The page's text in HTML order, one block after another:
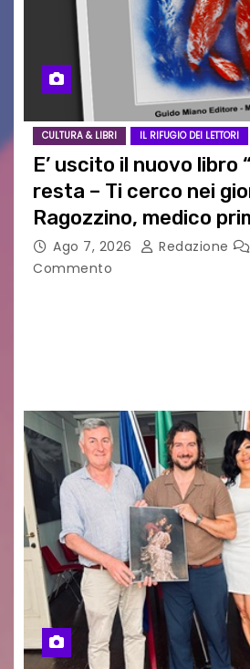
CULTURA & LIBRI IL RIFUGIO DEI LETTORI
E’ uscito il nuovo libro
resta – Ti cerco nei
Ragozzino, medico
Capua
Ago 7, 2026 Redazione
Commento